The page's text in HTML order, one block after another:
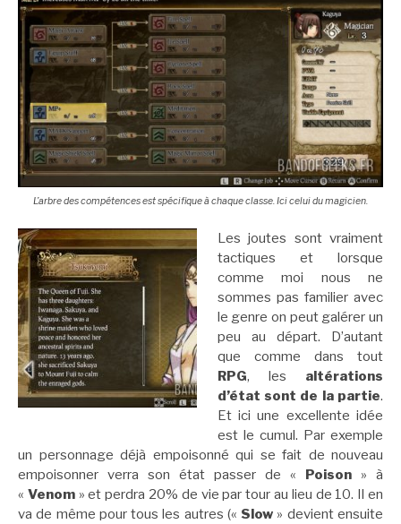
L’arbre des compétences est spécifique à chaque classe. Ici celui du magicien.
Les joutes sont vraiment
tactiques et lorsque
comme moi nous ne
sommes pas familier avec
le genre on peut galérer un
peu au départ. D’autant
que comme dans tout
RPG, les altérations
d’état sont de la partie.
Et ici une excellente idée
est le cumul. Par exemple
un personnage déjà empoisonné qui se fait de nouveau
empoisonner verra son état passer de « Poison » à
« Venom» et perdra 20% de vie par tour au lieu de 10. Il en
va de même pour tous les autres (« Slow » devient ensuite